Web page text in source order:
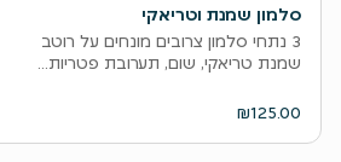
סלמון שמנת וטריאקי
3 נתחי סלמון צרובים מונחים על רוטב
שמנת טריאקי, שום, תערובת פטריות...
₪125.00